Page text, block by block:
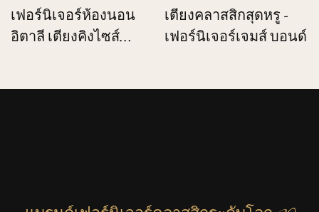
เฟอร์นิเจอร์ห้องนอน
อิตาลี เตียงคิงไซส์
เตียงคลาสสิกสุดหรู -
เฟอร์นิเจอร์เจมส์ บอนด์